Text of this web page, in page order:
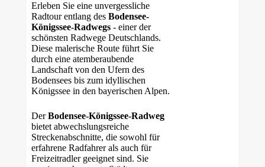
Erleben Sie eine unvergessliche
Radtour entlang des Bodensee-
Königssee-Radwegs- einer der
schönsten Radwege Deutschlands.
Diese malerische Route führt Sie
durch eine atemberaubende
Landschaft von den Ufern des
Bodensees bis zum idyllischen
Königssee in den bayerischen Alpen.
DerBodensee-Königssee-Radweg
bietet abwechslungsreiche
Streckenabschnitte, die sowohl für
erfahrene Radfahrer als auch für
Freizeitradler geeignet sind. Sie